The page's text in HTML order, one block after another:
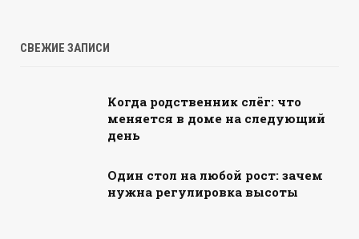
СВЕЖИЕ ЗАПИСИ
Когда родственник слёг: что
меняется в доме на следующий
день
Один стол на любой рост: зачем
нужна регулировка высоты